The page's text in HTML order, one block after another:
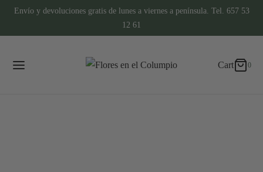
Envío y devoluciones gratis de lunes a viernes a península. Tel. 657 53
12 61
Cart 0
Updating…